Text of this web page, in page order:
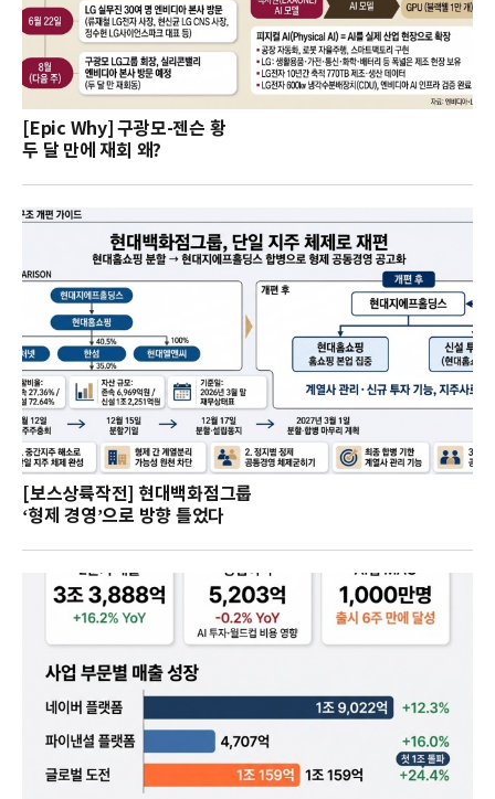
[Epic Why] 구광모-젠슨 황
두 달 만에 재회 왜?
[보스상륙작전] 현대백화점그룹
‘형제 경영’으로 방향 틀었다